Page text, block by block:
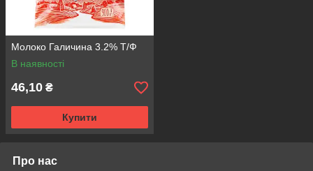
Молоко Галичина 3.2% Т/Ф
В наявності
46,10 ₴
Купити
Про нас